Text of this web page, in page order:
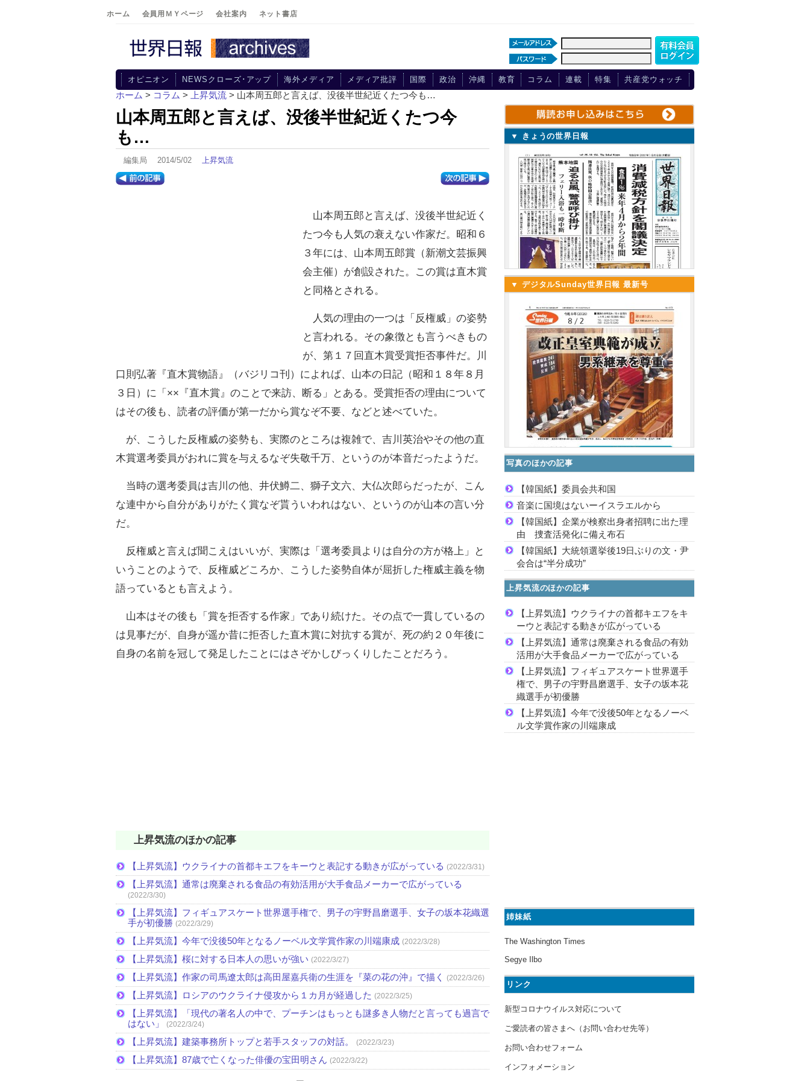
ホーム 会員用ＭＹページ 会社案内 ネット書店
オピニオン NEWSクローズ･アップ 海外メディア メディア批評 国際 政治 沖縄 教育 コラム 連載 特集 共産党ウォッチ
ホーム > コラム > 上昇気流 > 山本周五郎と言えば、没後半世紀近くたつ今も…
山本周五郎と言えば、没後半世紀近くたつ今
も…
編集局 2014/5/02 上昇気流
山本周五郎と言えば、没後半世紀近く
たつ今も人気の衰えない作家だ。昭和６
３年には、山本周五郎賞（新潮文芸振興
会主催）が創設された。この賞は直木賞
と同格とされる。
人気の理由の一つは「反権威」の姿勢
と言われる。その象徴とも言うべきもの
が、第１７回直木賞受賞拒否事件だ。川
口則弘著『直木賞物語』（バジリコ刊）によれば、山本の日記（昭和１８年８月
３日）に「××『直木賞』のことで来訪、断る」とある。受賞拒否の理由について
はその後も、読者の評価が第一だから賞なぞ不要、などと述べていた。
が、こうした反権威の姿勢も、実際のところは複雑で、吉川英治やその他の直
木賞選考委員がおれに賞を与えるなぞ失敬千万、というのが本音だったようだ。
当時の選考委員は吉川の他、井伏鱒二、獅子文六、大仏次郎らだったが、こん
な連中から自分がありがたく賞なぞ貰ういわれはない、というのが山本の言い分
だ。
反権威と言えば聞こえはいいが、実際は「選考委員よりは自分の方が格上」と
いうことのようで、反権威どころか、こうした姿勢自体が屈折した権威主義を物
語っているとも言えよう。
山本はその後も「賞を拒否する作家」であり続けた。その点で一貫しているの
は見事だが、自身が遥か昔に拒否した直木賞に対抗する賞が、死の約２０年後に
自身の名前を冠して発足したことにはさぞかしびっくりしたことだろう。
上昇気流のほかの記事
【上昇気流】ウクライナの首都キエフをキーウと表記する動きが広がっている (2022/3/31)
【上昇気流】通常は廃棄される食品の有効活用が大手食品メーカーで広がっている
(2022/3/30)
【上昇気流】フィギュアスケート世界選手権で、男子の宇野昌磨選手、女子の坂本花織選
手が初優勝 (2022/3/29)
【上昇気流】今年で没後50年となるノーベル文学賞作家の川端康成 (2022/3/28)
【上昇気流】桜に対する日本人の思いが強い (2022/3/27)
【上昇気流】作家の司馬遼太郎は高田屋嘉兵衛の生涯を『菜の花の沖』で描く (2022/3/26)
【上昇気流】ロシアのウクライナ侵攻から１カ月が経過した (2022/3/25)
【上昇気流】「現代の著名人の中で、プーチンはもっとも謎多き人物だと言っても過言で
はない」
(2022/3/24)
【上昇気流】建築事務所トップと若手スタッフの対話。 (2022/3/23)
【上昇気流】87歳で亡くなった俳優の宝田明さん (2022/3/22)
▼ きょうの世界日報
▼ デジタルSunday世界日報 最新号
写真のほかの記事
【韓国紙】委員会共和国
音楽に国境はないーイスラエルから
【韓国紙】企業が検察出身者招聘に出た理
由 捜査活発化に備え布石
【韓国紙】大統領選挙後19日ぶりの文・尹
会合は“半分成功”
上昇気流のほかの記事
【上昇気流】ウクライナの首都キエフをキ
ーウと表記する動きが広がっている
【上昇気流】通常は廃棄される食品の有効
活用が大手食品メーカーで広がっている
【上昇気流】フィギュアスケート世界選手
権で、男子の宇野昌磨選手、女子の坂本花
織選手が初優勝
【上昇気流】今年で没後50年となるノーベ
ル文学賞作家の川端康成
姉妹紙
The Washington Times
Segye Ilbo
リンク
新型コロナウイルス対応について
ご愛読者の皆さまへ（お問い合わせ先等）
お問い合わせフォーム
インフォメーション